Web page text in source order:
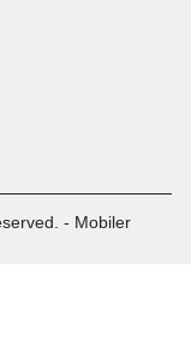
- Mobiler